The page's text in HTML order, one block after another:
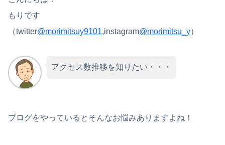
もりです
（twitter@morimitsuy9101,instagram@morimitsu_y）
アクセス数推移を知りたい・・・
ブログをやっているとそんなお悩みありますよね！